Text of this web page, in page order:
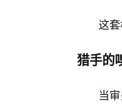
这
猎手的
当